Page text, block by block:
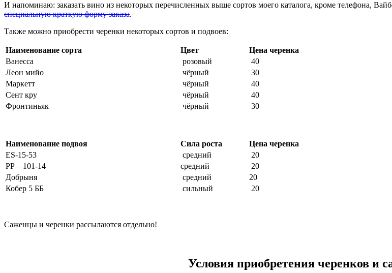
И напоминаю: заказать вино из некоторых перечисленных выше сортов моего каталога, кроме телефона,
специальную краткую форму заказа.
Также можно приобрести черенки некоторых сортов и подвоев:
Наименование сорта Цвет
Цена черенка
Ванесса
розовый
40
Леон мийо
чёрный
30
Маркетт
чёрный
40
Сент кру
чёрный
40
Фронтиньяк
чёрный 30
Наименование подвоя Сила роста
Цена черенка
ES-15-53
средний
20
PP—101-14
средний
20
Добрыня
средний
20
Кобер 5 ББ
сильный 20
Саженцы и черенки рассылаются отдельно!
Условия приобретения черенков и